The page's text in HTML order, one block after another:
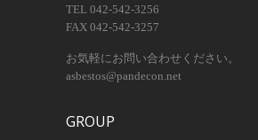
TEL 042-542-3256
FAX 042-542-3257
お気軽にお問い合わせください。
asbestos@pandecon.net
GROUP